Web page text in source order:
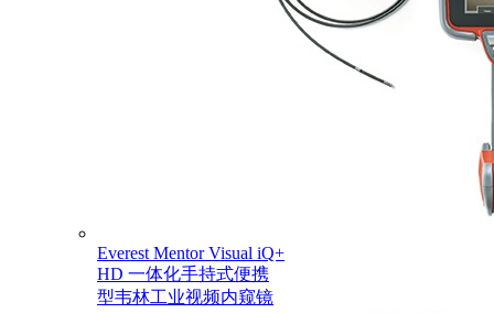
Everest Mentor Visual iQ+
HD 一体化手持式便携
型韦林工业视频内窥镜